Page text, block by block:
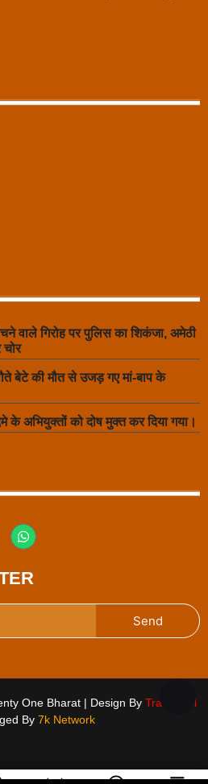
वाले गिरोह पर पुलिस का शिकंजा, अमेठी
बेटे की मौत से उजड़ गए मां-बाप के
के अभियुक्तों को दोष मुक्त कर दिया गया।
Send
One Bharat | Design By Traffic Tail
By 7k Network